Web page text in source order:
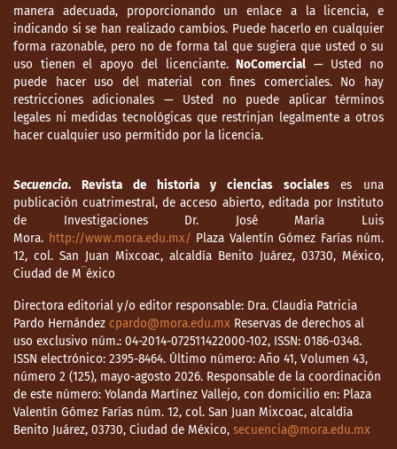
momento para la ciencia y la solidaridad”.
En:https://bit.ly/3C3FhSV
Hernández B. (17 de abril de 2020). Casi
“cazan” al Hombre Lobo en Ocozocuautla.
Diario de Chiapas. En:
https://bit.ly/3pxuPPQ
Association (IRMA) (2020) Research
anthology of fake news, political warfare,
and combating the sepread of
misingmation. Pensilvania : IGI Global.
Jiménez A. (27 junio de 2020) Vandalizan
casas en San Andrés Larrainzar, Chiapas, en
protesta por desinfección. Milenio. En:
https://bit.ly/3C7JGUW
Jiménez D. (31 de mayo de 2020) Impiden
entrada a fumigadores de dengue por
rumor de que esparcirían el Covid-19 en
manera adecuada, proporcionando un enlace a la licencia, e
indicando si se han realizado cambios. Puede hacerlo en cualquier
forma razonable, pero no de forma tal que sugiera que usted o su
uso tienen el apoyo del licenciante.NoComercial — Usted no
puede hacer uso del material con fines comerciales. No hay
restricciones adicionales — Usted no puede aplicar términos
legales ni medidas tecnológicas que restrinjan legalmente a otros
hacer cualquier uso permitido por la licencia.
Secuencia. Revista de historia y ciencias socialeses una
publicación cuatrimestral, de acceso abierto, editada por Instituto
de Investigaciones Dr. José María Luis
Mora. http://www.mora.edu.mx/ Plaza Valentín Gómez Farías núm.
12, col. San Juan Mixcoac, alcaldía Benito Juárez, 03730, México,
Ciudad de M¨éxico
Directora editorial y/o editor responsable: Dra. Claudia Patricia
Pardo Hernández cpardo@mora.edu.mx Reservas de derechos al
uso exclusivo núm.: 04-2014-072511422000-102, ISSN: 0186-0348.
ISSN electrónico: 2395-8464. Último número: Año 41, Volumen 43,
número 2 (125), mayo-agosto 2026. Responsable de la coordinación
de este número: Yolanda Martínez Vallejo, con domicilio en: Plaza
Valentín Gómez Farías núm. 12, col. San Juan Mixcoac, alcaldía
Benito Juárez, 03730, Ciudad de México, secuencia@mora.edu.mx